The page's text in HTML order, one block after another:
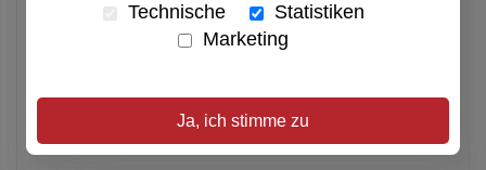
Verfügbar
Artikel merken
Technische
Statistiken
Marketing
Ja, ich stimme zu